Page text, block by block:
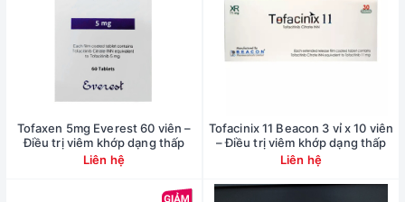
Tofaxen 5mg Everest 60 viên –
Điều trị viêm khớp dạng thấp
Liên hệ
Tofacinix 11 Beacon 3 vỉ x 10 viên
– Điều trị viêm khớp dạng thấp
Liên hệ